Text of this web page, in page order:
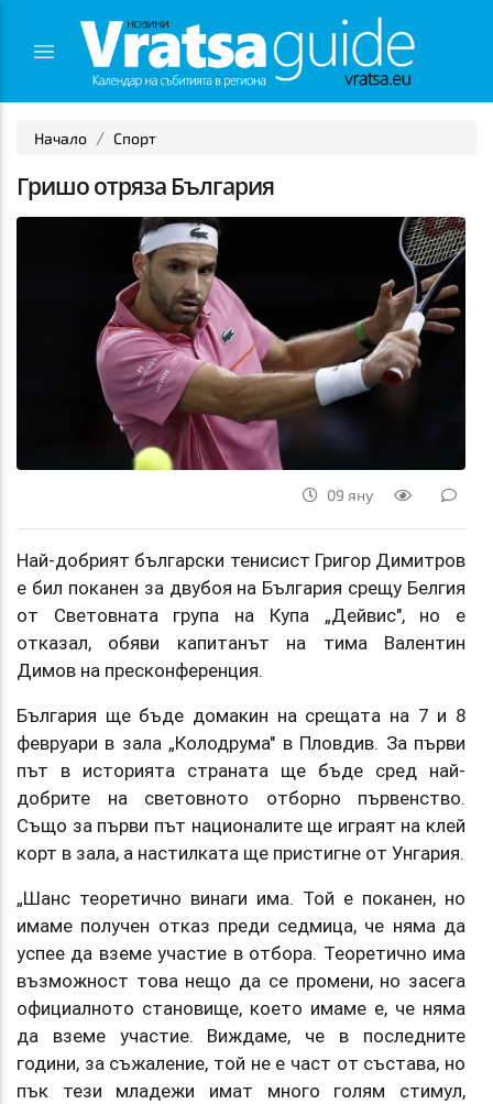
Начало Спорт
Гришо отряза България
09 яну
Най-добрият български тенисист Григор Димитров
е бил поканен за двубоя на България срещу Белгия
от Световната група на Купа „Дейвис", но е
отказал, обяви капитанът на тима Валентин
Димов на пресконференция.
България ще бъде домакин на срещата на 7 и 8
февруари в зала „Колодрума" в Пловдив. За първи
път в историята страната ще бъде сред най-
добрите на световното отборно първенство.
Също за първи път националите ще играят на клей
корт в зала, а настилката ще пристигне от Унгария.
„Шанс теоретично винаги има. Той е поканен, но
имаме получен отказ преди седмица, че няма да
успее да вземе участие в отбора. Теоретично има
възможност това нещо да се промени, но засега
официалното становище, което имаме е, че няма
да вземе участие. Виждаме, че в последните
години, за съжаление, той не е част от състава, но
пък тези младежи имат много голям стимул,